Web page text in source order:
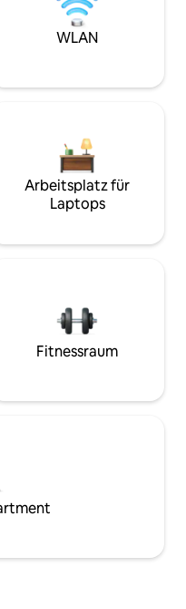
WLAN
Arbeitsplatz für
Laptops
Fitnessraum